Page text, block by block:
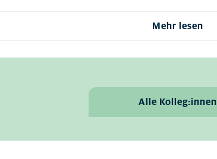
Mehr lesen
Alle Kolleg:innen